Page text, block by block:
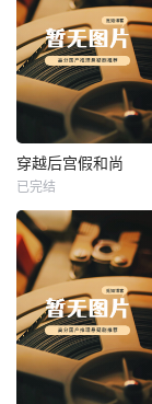
热播
未知
穿越后宫假和尚
已完结